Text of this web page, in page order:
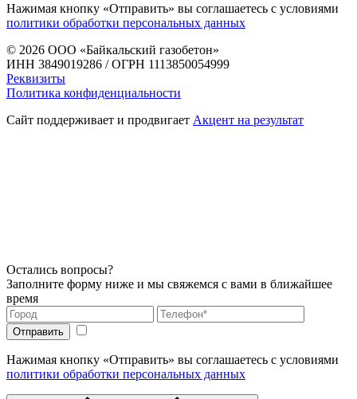
Нажимая кнопку «Отправить» вы соглашаетесь с условиями
политики обработки персональных данных
© 2026 ООО «Байкальский газобетон»
ИНН 3849019286 / ОГРН 1113850054999
Реквизиты
Политика конфиденциальности
Сайт поддерживает и продвигает Акцент на результат
Остались вопросы?
Заполните форму ниже и мы свяжемся с вами в ближайшее
время
Нажимая кнопку «Отправить» вы соглашаетесь с условиями
политики обработки персональных данных